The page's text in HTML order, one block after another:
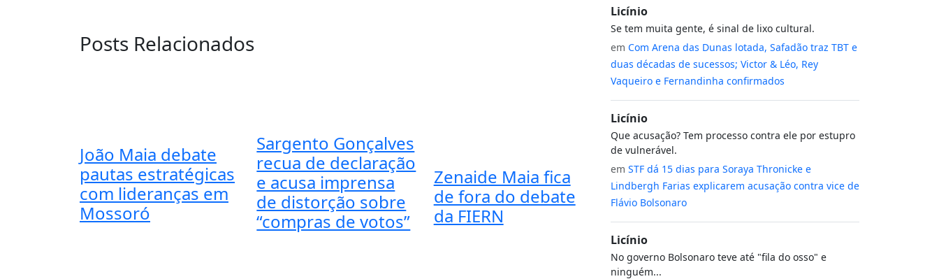
Posts Relacionados
João Maia debate
pautas estratégicas
com lideranças em
Mossoró
Sargento Gonçalves
recua de declaração
e acusa imprensa
de distorção sobre
“compras de votos”
Zenaide Maia fica
de fora do debate
da FIERN
Licínio
Se tem muita gente, é sinal de lixo cultural.
em Com Arena das Dunas lotada, Safadão traz TBT e
duas décadas de sucessos; Victor & Léo, Rey
Vaqueiro e Fernandinha confirmados
Licínio
Que acusação? Tem processo contra ele por estupro
de vulnerável.
em STF dá 15 dias para Soraya Thronicke e
Lindbergh Farias explicarem acusação contra vice de
Flávio Bolsonaro
Licínio
No governo Bolsonaro teve até "fila do osso" e
ninguém...